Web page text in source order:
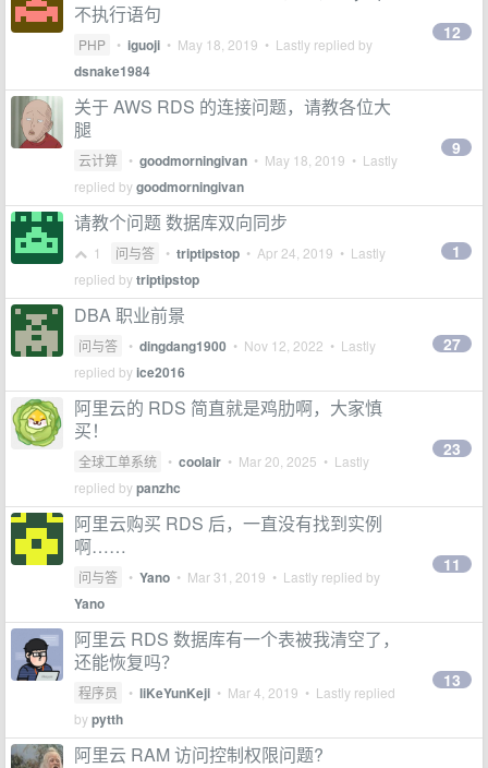
不执行语句
PHP • iguoji • May 18, 2019 • Lastly replied by
dsnake1984
12
关于 AWS RDS 的连接问题，请教各位大
腿
云计算 • goodmorningivan • May 18, 2019 • Lastly
replied bygoodmorningivan
9
请教个问题 数据库双向同步
1 问与答 • triptipstop • Apr 24, 2019 • Lastly
replied bytriptipstop
1
DBA 职业前景
问与答 • dingdang1900 • Nov 12, 2022 • Lastly
replied byice2016
27
阿里云的 RDS 简直就是鸡肋啊，大家慎
买！
全球工单系统 • coolair • Mar 20, 2025 • Lastly
replied bypanzhc
23
阿里云购买 RDS 后，一直没有找到实例
啊……
问与答 • Yano • Mar 31, 2019 • Lastly replied by
Yano
11
阿里云 RDS 数据库有一个表被我清空了，
还能恢复吗？
程序员 • liKeYunKeji • Mar 4, 2019 • Lastly replied
bypytth
13
阿里云 RAM 访问控制权限问题?